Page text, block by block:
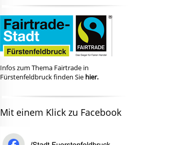
Infos zum Thema Fairtrade in
Fürstenfeldbruck finden Sie hier.
Mit einem Klick zu Facebook